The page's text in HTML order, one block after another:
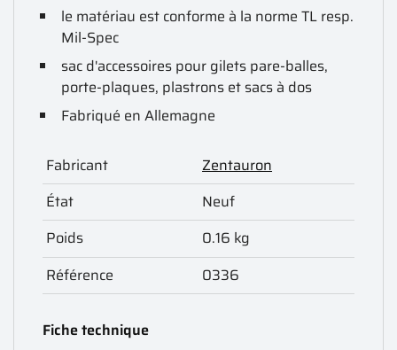
le matériau est conforme à la norme TL resp.
Mil-Spec
sac d'accessoires pour gilets pare-balles,
porte-plaques, plastrons et sacs à dos
Fabriqué en Allemagne
Fabricant
Zentauron
État
Neuf
Poids
0.16 kg
Référence
0336
Fiche technique